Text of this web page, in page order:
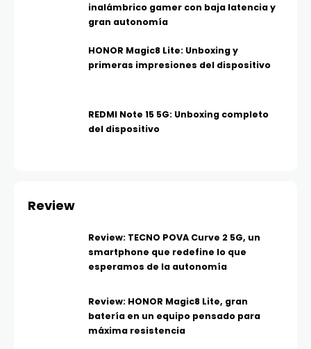
inalámbrico gamer con baja latencia y
gran autonomía
HONOR Magic8 Lite: Unboxing y
primeras impresiones del dispositivo
REDMI Note 15 5G: Unboxing completo
del dispositivo
Review
Review: TECNO POVA Curve 2 5G, un
smartphone que redefine lo que
esperamos de la autonomía
Review: HONOR Magic8 Lite, gran
batería en un equipo pensado para
máxima resistencia